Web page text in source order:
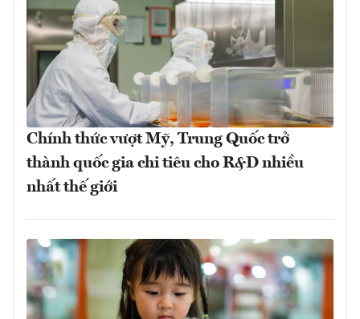
Chính thức vượt Mỹ, Trung Quốc trở
thành quốc gia chi tiêu cho R&D nhiều
nhất thế giới